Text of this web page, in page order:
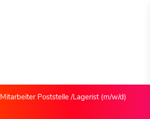
Mitarbeiter Poststelle /Lagerist (m/w/d)